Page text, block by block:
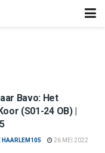
Bavo: Het
(S01-24 OB) |
HAARLEM105 26 MEI 2022